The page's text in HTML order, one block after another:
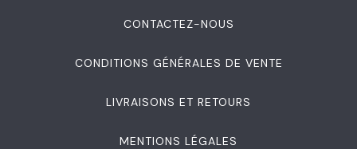
CONTACTEZ-NOUS
CONDITIONS GÉNÉRALES DE VENTE
LIVRAISONS ET RETOURS
MENTIONS LÉGALES